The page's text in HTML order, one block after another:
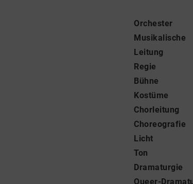
Orchester
Musikalische
Leitung
Regie
Bühne
Kostüme
Chorleitung
Choreografie
Licht
Ton
Dramaturgie
Queer-